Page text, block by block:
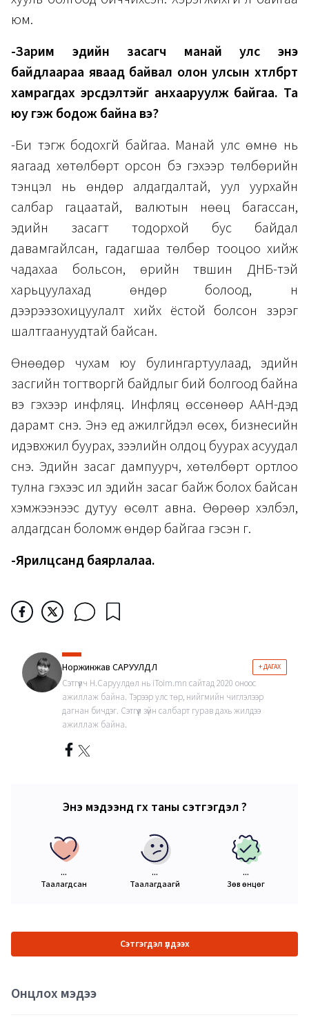
юм.
-Зарим эдийн засагч манай улс энэ
байдлаараа яваад байвал олон улсын хөтөлбөрт
хамрагдах эрсдэлтэйг анхааруулж байгаа. Та
юу гэж бодож байна вэ?
-Би тэгж бодохгүй байгаа. Манай улс өмнө нь
яагаад хөтөлбөрт орсон бэ гэхээр төлбөрийн
тэнцэл нь өндөр алдагдалтай, уул уурхайн
салбар гацаатай, валютын нөөц багассан,
эдийн засагт тодорхой бус байдал
давамгайлсан, гадагшаа төлбөр тооцоо хийж
чадахаа больсон, өрийн түвшин ДНБ-тэй
харьцуулахад өндөр болоод, үүн
дээрээзохицуулалт хийх ёстой болсон зэрэг
шалтгаануудтай байсан.
Өнөөдөр чухам юу булингартуулаад, эдийн
засгийн тогтворгүй байдлыг бий болгоод байна
вэ гэхээр инфляц. Инфляц өссөнөөр ААН-үүдэд
дарамт үүснэ. Энэ үед ажилгүйдэл өсөх, бизнесийн
идэвхжил буурах, зээлийн олдоц буурах асуудал
үүснэ. Эдийн засаг дампуурч, хөтөлбөрт ортлоо
тулна гэхээс илүү эдийн засаг байж болох байсан
хэмжээнээс дутуу өсөлт авна. Өөрөөр хэлбэл,
алдагдсан боломж өндөр байгаа гэсэн үг.
-Ярилцсанд баярлалаа.
Норжинжав САРУУЛДӨЛ + ДАГАХ
Сэтгүүлч Н.Саруулдөл нь iToim.mn сайтад 2020 оноос
ажиллаж байна. Тэрээр улс төр, нийгмийн чиглэлээр
дагнан бичдэг. Сэтгүүл зүйн салбарт гурав дахь жилдээ
ажиллаж байна.
Энэ мэдээнд өгөх таны сэтгэгдэл ?
...
Таалагдсан
...
Таалагдаагүй
...
Зөв өнцөг
Сэтгэгдэл үлдээх
Онцлох мэдээ